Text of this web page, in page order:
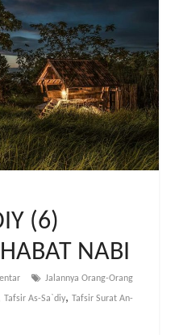
(6)
NABI
Jalannya Orang-Orang
Tafsir As-Sa`diy, Tafsir Surat An-